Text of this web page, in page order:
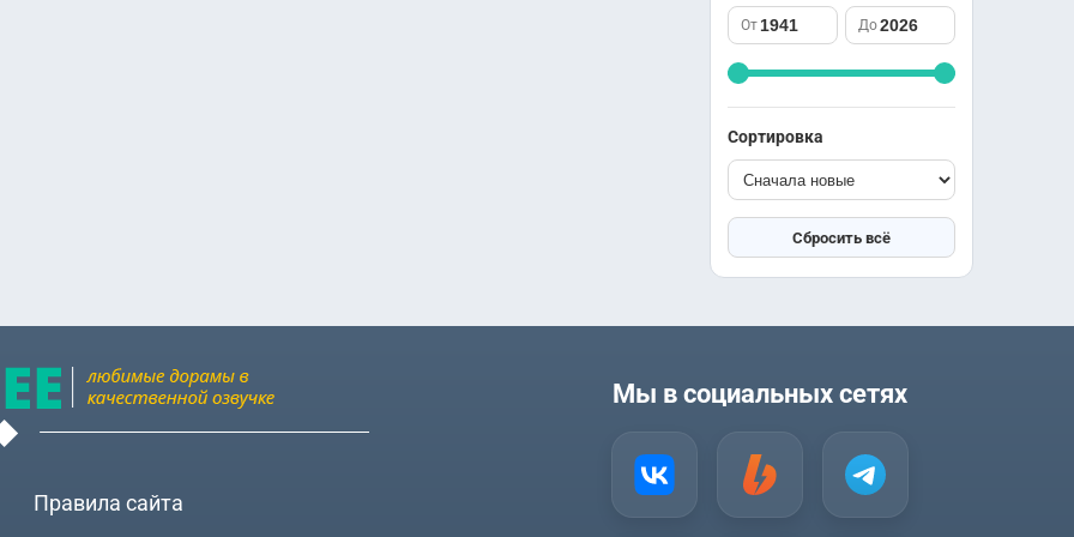
саспенс
спорт
триллер
школа
Южная Корея
Япония
От До
Сортировка
Сбросить всё
Правила сайта
Мы в социальных сетях